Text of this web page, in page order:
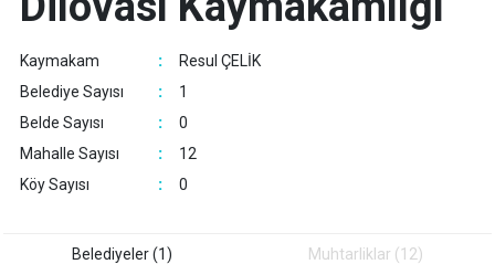
Gölcük
Karamürsel
Körfez
Derince
Darıca
Kaymakam :
Resul ÇELİK
Belediye Sayısı
:
1
Belde Sayısı
:
0
Mahalle Sayısı
:
12
Köy Sayısı
: 0
Belediyeler (1) Muhtarliklar (12)